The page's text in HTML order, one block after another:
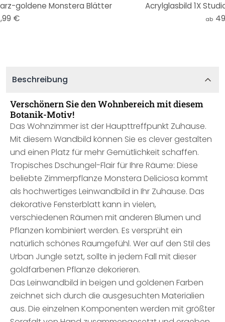
goldene Monstera Blätter
€
Acrylglasbild 1X
ab
Beschreibung
Verschönern Sie den Wohnbereich mit diesem
Botanik-Motiv!
Das Wohnzimmer ist der Haupttreffpunkt Zuhause.
Mit diesem Wandbild können Sie es clever gestalten
und einen Platz für mehr Gemütlichkeit schaffen.
Tropisches Dschungel-Flair für Ihre Räume: Diese
beliebte Zimmerpflanze Monstera Deliciosa kommt
als hochwertiges Leinwandbild in Ihr Zuhause. Das
dekorative Fensterblatt kann in vielen,
verschiedenen Räumen mit anderen Blumen und
Pflanzen kombiniert werden. Es versprüht ein
natürlich schönes Raumgefühl. Wer auf den Stil des
Urban Jungle setzt, sollte in jedem Fall mit dieser
goldfarbenen Pflanze dekorieren.
Das Leinwandbild in beigen und goldenen Farben
zeichnet sich durch die ausgesuchten Materialien
aus. Die einzelnen Komponenten werden mit größter